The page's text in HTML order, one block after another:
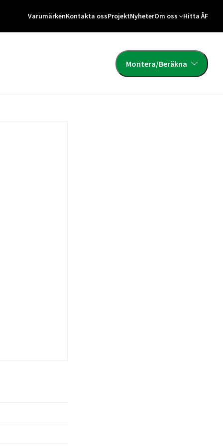
VarumärkenKontakta ossProjektNyheterOm oss Hitta ÅF
Montera/Beräkna